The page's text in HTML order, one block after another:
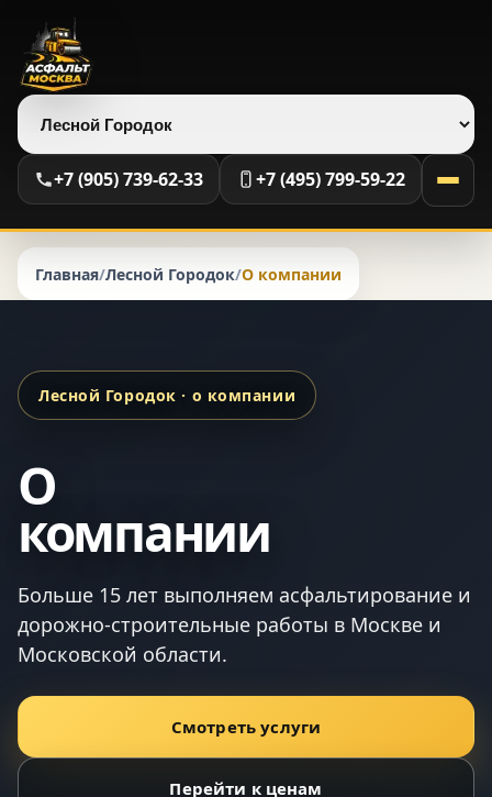
Выберите регион
+7 (905) 739-62-33 +7 (495) 799-59-22
Главная/Лесной Городок/О компании
Лесной Городок · о компании
О
компании
Больше 15 лет выполняем асфальтирование и
дорожно-строительные работы в Москве и
Московской области.
Смотреть услуги
Перейти к ценам